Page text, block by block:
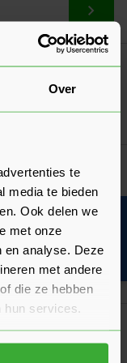
Over
te
media te bieden
Ook delen we
met onze
en analyse. Deze
met andere
die ze hebben
services.
Ga
Ga